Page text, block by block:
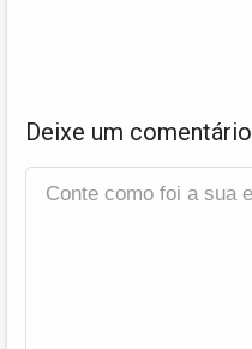
Deixe um comentário